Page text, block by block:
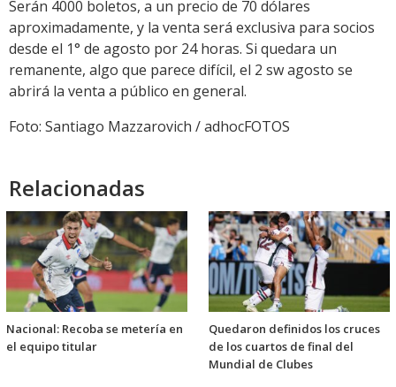
Serán 4000 boletos, a un precio de 70 dólares
aproximadamente, y la venta será exclusiva para socios
desde el 1° de agosto por 24 horas. Si quedara un
remanente, algo que parece difícil, el 2 sw agosto se
abrirá la venta a público en general.
Foto: Santiago Mazzarovich / adhocFOTOS
Relacionadas
Nacional: Recoba se metería en
el equipo titular
Quedaron definidos los cruces
de los cuartos de final del
Mundial de Clubes